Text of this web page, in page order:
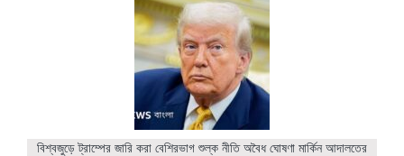
বিশ্বজুড়ে ট্রাম্পের জারি করা বেশিরভাগ শুল্ক নীতি অবৈধ ঘোষণা মার্কিন আদালতের